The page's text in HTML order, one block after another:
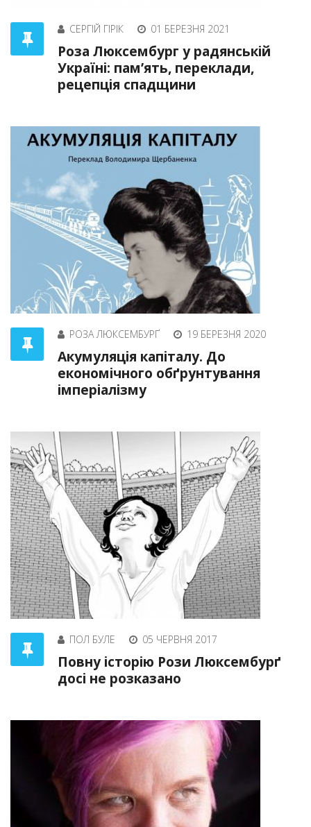
СЕРГІЙ ГІРІК 01 БЕРЕЗНЯ 2021
Роза Люксембург у радянській
Україні: пам’ять, переклади,
рецепція спадщини
РОЗА ЛЮКСЕМБУРҐ 19 БЕРЕЗНЯ 2020
Акумуляція капіталу. До
економічного обґрунтування
імперіалізму
ПОЛ БУЛЕ 05 ЧЕРВНЯ 2017
Повну історію Рози Люксембурґ
досі не розказано